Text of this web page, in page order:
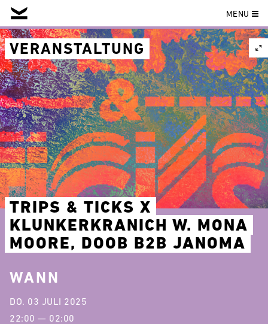
Skip
to
content
MENU
VERANSTALTUNG
TRIPS & TICKS X
KLUNKERKRANICH W. MONA
MOORE, DOOB B2B JANOMA
WANN
DO. 03 JULI 2025
22:00 — 02:00